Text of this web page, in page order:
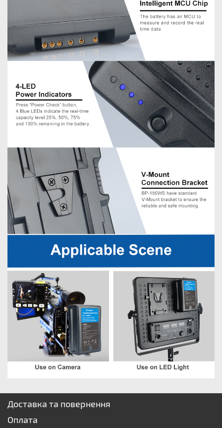
Доставка та повернення
Оплата